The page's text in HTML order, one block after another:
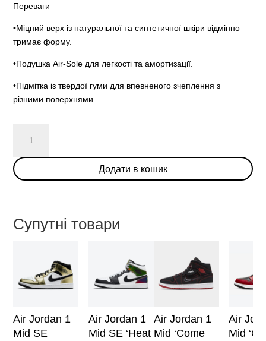
Переваги
•Міцний верх із натуральної та синтетичної шкіри відмінно
тримає форму.
•Подушка Air-Sole для легкості та амортизації.
•Підмітка із твердої гуми для впевненого зчеплення з
різними поверхнями.
Jordan
1
Mid
Додати в кошик
Супутні товари
Air Jordan 1
Mid SE
Air Jordan 1
Mid SE ‘Heat
Air Jordan 1
Mid ‘Come
Air
Mid